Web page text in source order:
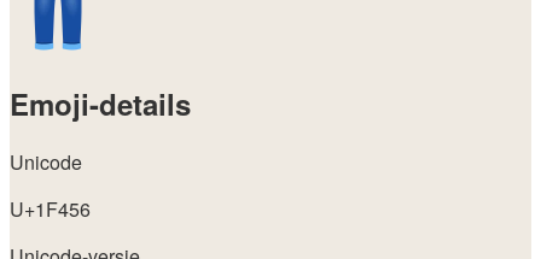
Emoji-details
Unicode
U+1F456